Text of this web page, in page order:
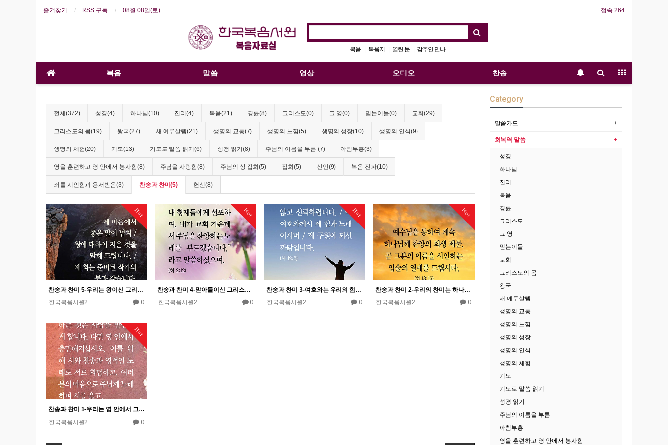
즐겨찾기 RSS 구독 08월 08일(토) 접속 264
복음 | 복음지 | 열린 문 | 감추인 만나
복음 말씀 영상 오디오 찬송
전체(372) 성경(4) 하나님(10) 진리(4) 복음(21) 경륜(8) 그리스도(0) 그 영(0) 믿는이들(0) 교회(29)
그리스도의 몸(19) 왕국(27) 새 예루살렘(21) 생명의 교통(7) 생명의 느낌(5) 생명의 성장(10) 생명의 인식(9)
생명의 체험(20) 기도(13) 기도로 말씀 읽기(6) 성경 읽기(8) 주님의 이름을 부름 (7) 아침부흥(3)
영을 훈련하고 영 안에서 봉사함(8) 주님을 사랑함(8) 주님의 상 집회(5) 집회(5) 신언(9) 복음 전파(10)
죄를 시인함과 용서받음(3) 찬송과 찬미(5) 헌신(8)
Hot
찬송과 찬미 5-우리는 왕이신 그리스도에 대하여 찬미가 충만해야 한다.
한국복음서원2
0
Hot
찬송과 찬미 4-맏아들이신 그리스도는 우리의 찬양 안에서 아버지께 찬양하신다.
한국복음서원2
0
Hot
찬송과 찬미 3-여호와는 우리의 힘과 노래이다.
한국복음서원2
0
Hot
찬송과 찬미 2-우리의 찬미는 하나님께 희생 제물을 드리는 것이다.
한국복음서원2
0
Hot
찬송과 찬미 1-우리는 영 안에서 그리스도로 충만해져 주님께 노래하고 시를 읊어야 한다.
한국복음서원2
0
Category
말씀카드
회복역 말씀
성경
하나님
진리
복음
경륜
그리스도
그 영
믿는이들
교회
그리스도의 몸
왕국
새 예루살렘
생명의 교통
생명의 느낌
생명의 성장
생명의 인식
생명의 체험
기도
기도로 말씀 읽기
성경 읽기
주님의 이름을 부름
아침부흥
영을 훈련하고 영 안에서 봉사함